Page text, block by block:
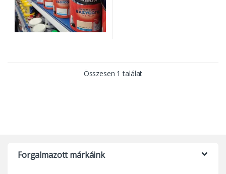
Összesen 1 találat
Forgalmazott márkáink